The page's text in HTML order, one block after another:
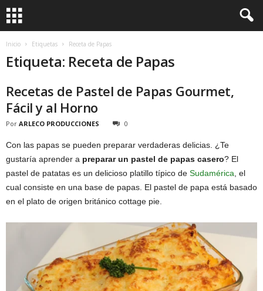
Inicio Etiquetas Receta de Papas
Etiqueta: Receta de Papas
Recetas de Pastel de Papas Gourmet,
Fácil y al Horno
Por ARLECO PRODUCCIONES 0
Con las papas se pueden preparar verdaderas delicias. ¿Te
gustaría aprender a preparar un pastel de papas casero? El
pastel de patatas es un delicioso platillo típico de Sudamérica , el
cual consiste en una base de papas. El pastel de papa está basado
en el plato de origen británico cottage pie.